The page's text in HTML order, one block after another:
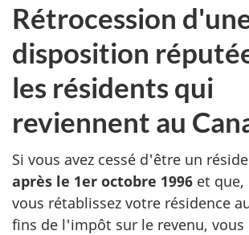
Rétrocession
disposition
les résidents qui
reviennent au
Si vous avez cessé d'être un
après le 1er octobre 1996 et que,
vous rétablissez votre résidence
fins de l'impôt sur le revenu, vous